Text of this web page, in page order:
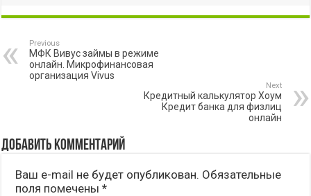
Previous
МФК Вивус займы в режиме
онлайн. Микрофинансовая
организация Vivus
Next
Кредитный калькулятор Хоум
Кредит банка для физлиц
онлайн
Добавить комментарий
Ваш e-mail не будет опубликован. Обязательные
поля помечены*